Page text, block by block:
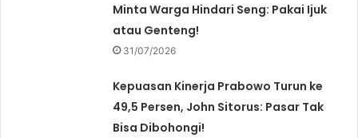
Minta Warga Hindari Seng: Pakai Ijuk
atau Genteng!
31/07/2026
Kepuasan Kinerja Prabowo Turun ke
49,5 Persen, John Sitorus: Pasar Tak
Bisa Dibohongi!